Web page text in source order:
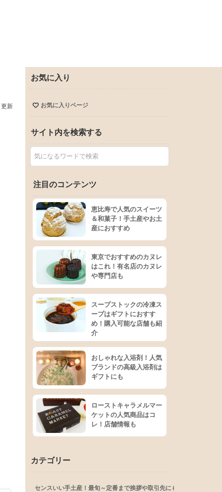
新
お気に入り
お気に入りページ
サイト内を検索する
注目のコンテンツ
恵比寿で人気のスイーツ
＆和菓子！手土産やお土
産におすすめ
東京でおすすめのカヌレ
はこれ！有名店のカヌレ
や専門店も
スープストックの冷凍ス
ープはギフトにおすす
め！購入可能な店舗も紹
介
おしゃれな入浴剤！人気
ブランドの高級入浴剤は
ギフトにも
ローストキャラメルマー
ケットの人気商品はコ
レ！店舗情報も
カテゴリー
センスいい手土産！最旬～定番まで挨拶や取引先にも